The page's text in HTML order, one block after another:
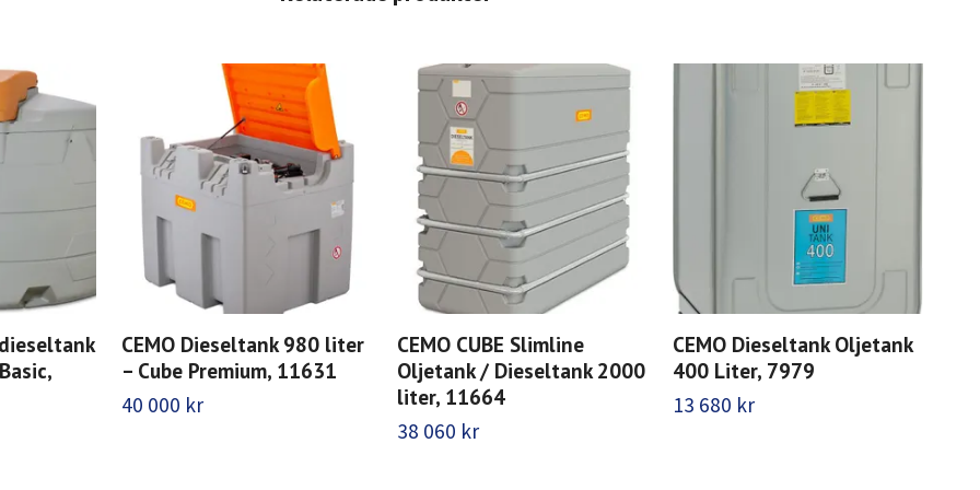
CEMO Dieseltank 980 liter
– Cube Premium, 11631
40 000 kr
CEMO CUBE Slimline
Oljetank / Dieseltank 2000
liter, 11664
38 060 kr
CEMO Dieseltank Oljetank
400 Liter, 7979
13 680 kr